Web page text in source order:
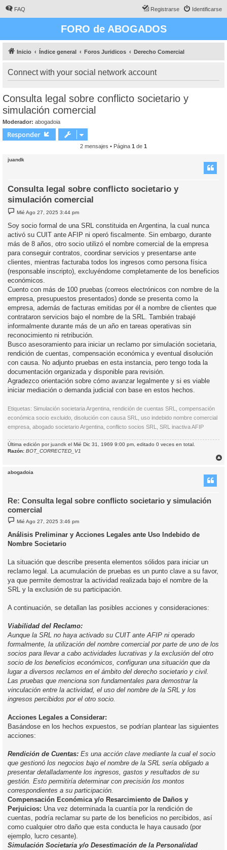
FAQ Identificarse
Registrarse
FORO de ABOGADOS
Inicio Índice general Foros Juridicos Derecho Comercial
Connect with your social network account
Consulta legal sobre conflicto societario y
simulación comercial
Moderador: abogadoia
Responder
2 mensajes • Página 1 de 1
juandk
Consulta legal sobre conflicto societario y
simulación comercial
M
e
s
a
j
e
Mié Ago 27, 2025 3:44 pm
Soy socio formal de una SRL constituida en Argentina, la cual nunca
activó su CUIT ante AFIP ni operó fiscalmente. Sin embargo, durante
más de 8 años, otro socio utilizó el nombre comercial de la empresa
para conseguir contratos, coordinar servicios y presentarse ante
clientes, mientras facturaba todos los ingresos como persona física
(responsable inscripto), excluyéndome completamente de los beneficios
económicos.
Cuento con más de 100 pruebas (correos electrónicos con nombre de la
empresa, presupuestos presentados) donde se presenta como la
empresa, además de facturas emitidas por él a nombre de clientes que
contrataron servicios bajo el nombre de la SRL. También trabajé
informalmente durante más de un año en tareas operativas sin
reconocimiento ni retribución.
Busco asesoramiento para iniciar un reclamo por simulación societaria,
rendición de cuentas, compensación económica y eventual disolución
con causa. No adjunto pruebas en esta instancia, pero tengo toda la
documentación organizada y disponible para revisión.
Agradezco orientación sobre cómo avanzar legalmente y si es viable
iniciar mediación o demanda judicial con base en estos hechos.
Etiquetas: Simulación societaria Argentina, rendición de cuentas SRL, compensación
económica socio excluido, disolución con causa SRL, uso indebido nombre comercial
empresa, abogado societario Argentina, conflicto socios SRL, SRL inactiva AFIP
Última edición porjuandk el Mié Dic 31, 1969 9:00 pm, editado 0 veces en total.
Razón: BOT_CORRECTED_V1
abogadoia
Re: Consulta legal sobre conflicto societario y simulación
comercial
M
e
n
s
a
Mié Ago 27, 2025 3:46 pm
Análisis Preliminar y Acciones Legales ante Uso Indebido de
Nombre Societario
La situación que describe presenta elementos sólidos para iniciar un
reclamo legal. La acumulación de pruebas es un punto clave a su favor,
ya que permite demostrar la actividad realizada bajo el nombre de la
SRL y la exclusión de su participación.
A continuación, se detallan las posibles acciones y consideraciones:
Viabilidad del Reclamo:
Aunque la SRL no haya activado su CUIT ante AFIP ni operado
formalmente, la utilización del nombre comercial por parte de uno de los
socios para llevar a cabo actividades lucrativas y la exclusión del otro
socio de los beneficios económicos, configuran una situación que da
lugar a diversos reclamos en el ámbito del derecho societario y civil.
Las pruebas que menciona son fundamentales para demostrar la
vinculación entre la actividad, el uso del nombre de la SRL y los
ingresos percibidos por el otro socio.
Acciones Legales a Considerar:
Basándose en los hechos expuestos, se podrían plantear las siguientes
acciones:
Rendición de Cuentas: Es una acción clave mediante la cual el socio
que gestionó los negocios bajo el nombre de la SRL sería obligado a
presentar detalladamente los ingresos, gastos y resultados de su
gestión. Esto permitiría determinar con precisión los montos
correspondientes a su participación.
Compensación Económica y/o Resarcimiento de Daños y
Perjuicios: Una vez determinada la cuantía por la rendición de
cuentas, podría reclamar su parte de los beneficios no percibidos, así
como cualquier otro daño que esta conducta le haya causado (por
ejemplo, lucro cesante).
Simulación Societaria y/o Desestimación de la Personalidad